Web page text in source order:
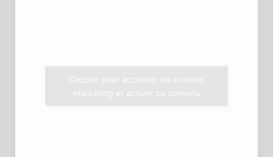
m
Cliquez pour accepter les cookies
marketing et activer ce contenu